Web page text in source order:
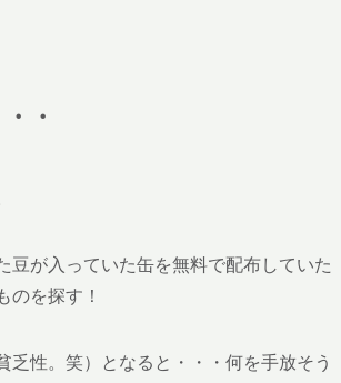
・
が入っていた缶を無料で配布していた
のを探す！
性。笑）となると・・・何を手放そう